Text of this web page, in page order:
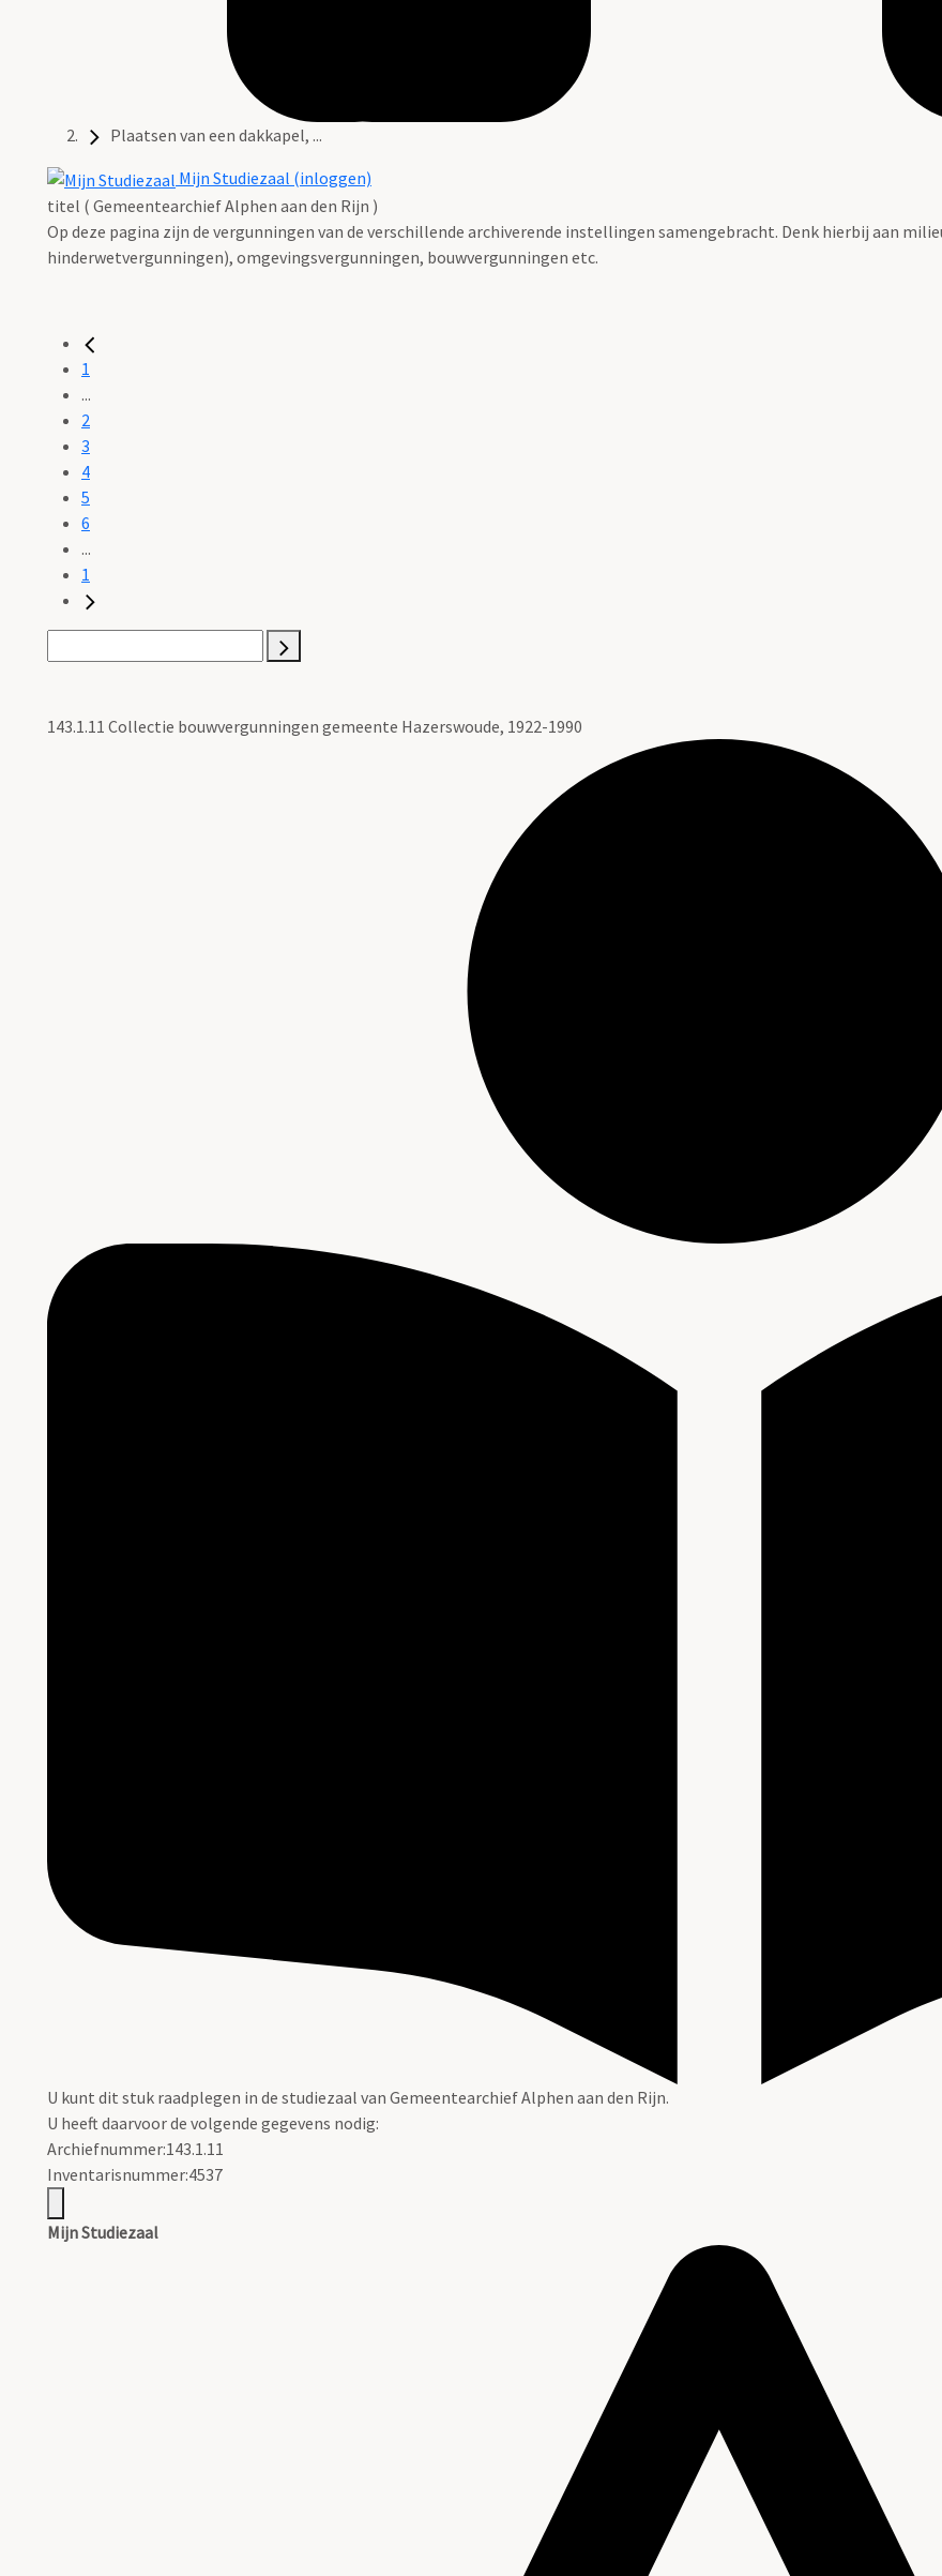
Plaatsen van een dakkapel, ...
Mijn Studiezaal (inloggen)
titel ( Gemeentearchief Alphen aan den Rijn )
Op deze pagina zijn de vergunningen van de verschillende archiverende instellingen samengebracht. Denk hierbij aan
hinderwetvergunningen), omgevingsvergunningen, bouwvergunningen etc.
1
...
2
3
4
5
6
...
1
143.1.11 Collectie bouwvergunningen gemeente Hazerswoude, 1922-1990
U kunt dit stuk raadplegen in de studiezaal van Gemeentearchief Alphen aan den Rijn.
U heeft daarvoor de volgende gegevens nodig:
Archiefnummer:143.1.11
Inventarisnummer:4537
Mijn Studiezaal